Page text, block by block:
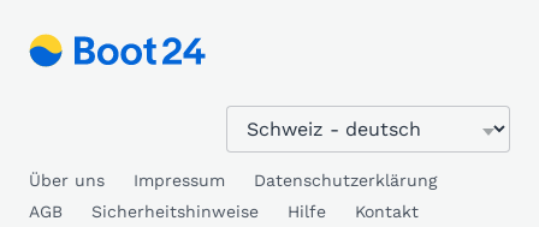
Über uns Impressum
Datenschutzerklärung
AGB
Sicherheitshinweise Hilfe Kontakt